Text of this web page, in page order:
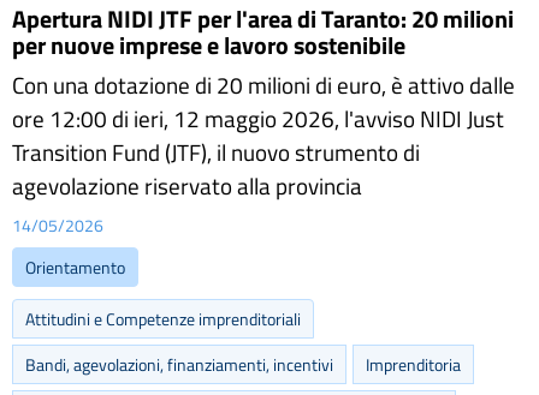
Apertura NIDI JTF per l'area di Taranto: 20 milioni
per nuove imprese e lavoro sostenibile
Con una dotazione di 20 milioni di euro, è attivo dalle
ore 12:00 di ieri, 12 maggio 2026, l'avviso NIDI Just
Transition Fund (JTF), il nuovo strumento di
agevolazione riservato alla provincia
14/05/2026
Orientamento
Attitudini e Competenze imprenditoriali
Bandi, agevolazioni, finanziamenti, incentivi
Imprenditoria